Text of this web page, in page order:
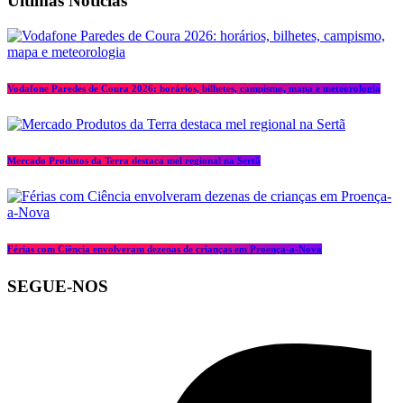
Vodafone Paredes de Coura 2026: horários, bilhetes, campismo, mapa e meteorologia
Mercado Produtos da Terra destaca mel regional na Sertã
Férias com Ciência envolveram dezenas de crianças em Proença-a-Nova
SEGUE-NOS